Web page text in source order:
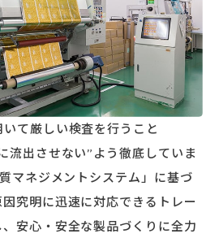
て厳しい検査を行うこと
流出させない”よう徹底していま
マネジメントシステム」に基づ
究明に迅速に対応できるトレー
安心・安全な製品づくりに全力